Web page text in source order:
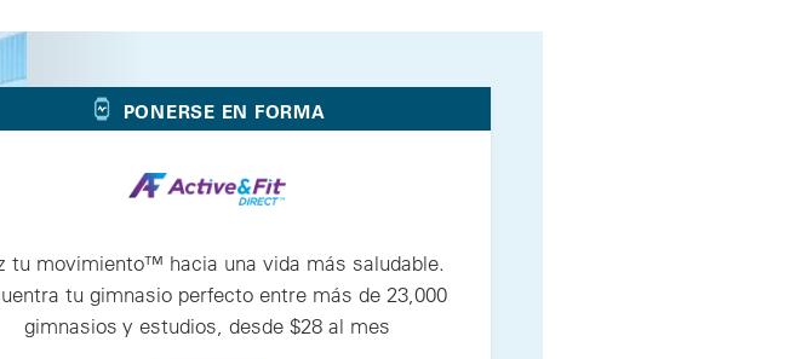
PONERSE EN FORMA
tu movimiento™ hacia una vida más saludable.
tu gimnasio perfecto entre más de 23,000
gimnasios y estudios, desde $28 al mes